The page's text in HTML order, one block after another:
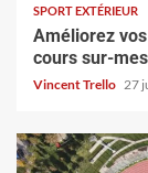
SPORT EXTÉRIEUR
Améliorez
cours sur-
Vincent Trello 27